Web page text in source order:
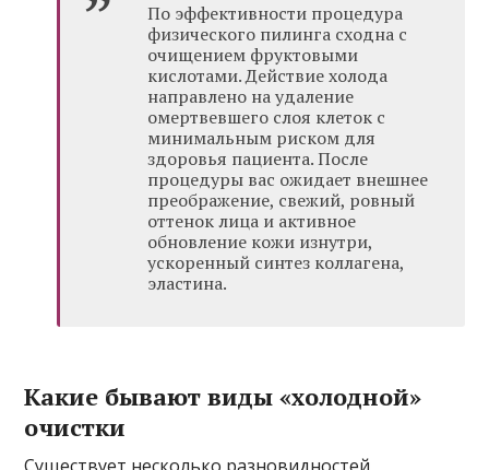
По эффективности процедура
физического пилинга сходна с
очищением фруктовыми
кислотами. Действие холода
направлено на удаление
омертвевшего слоя клеток с
минимальным риском для
здоровья пациента. После
процедуры вас ожидает внешнее
преображение, свежий, ровный
оттенок лица и активное
обновление кожи изнутри,
ускоренный синтез коллагена,
эластина.
Какие бывают виды «холодной»
очистки